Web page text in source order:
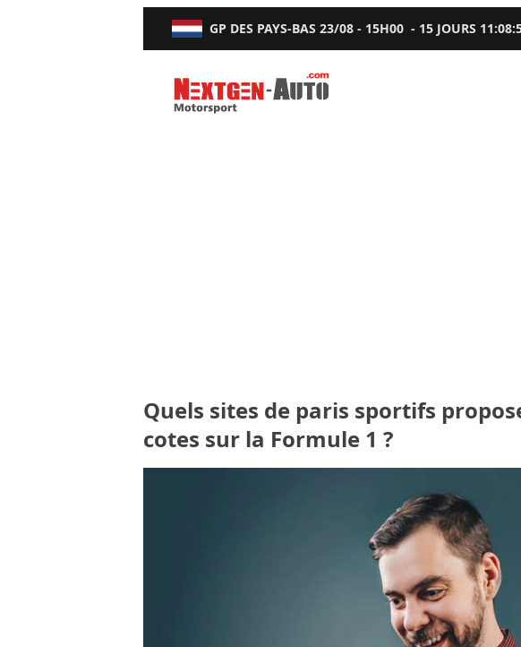
GP DES PAYS-BAS 23/08 - 15H00 - 15 JOURS 11:08:
Nextgen-Auto.com
Quels sites de paris sportifs
cotes sur la Formule 1 ?